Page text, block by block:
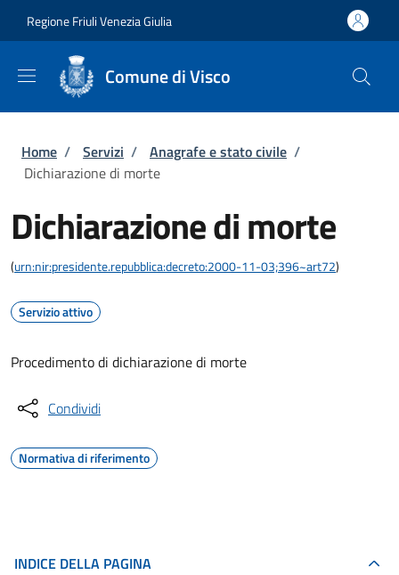
Regione Friuli Venezia Giulia
Comune di Visco
Briciole di pane
Home / Servizi / Anagrafe e stato civile /
Dichiarazione di morte
Dichiarazione di morte
(urn:nir:presidente.repubblica:decreto:2000-11-03;396~art72)
Servizio attivo
Procedimento di dichiarazione di morte
Condividi
Normativa di riferimento
INDICE DELLA PAGINA